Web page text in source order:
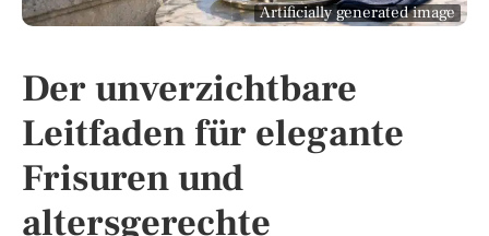
Artificially generated image
Der unverzichtbare
Leitfaden für elegante
Frisuren und
altersgerechte